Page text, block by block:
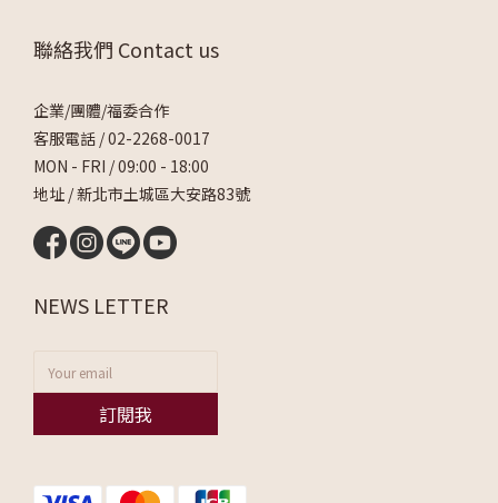
聯絡我們 Contact us
企業/團體/福委合作
客服電話 /02-2268-0017
MON - FRI / 09:00 - 18:00
地址 / 新北市土城區大安路83號
NEWS LETTER
訂閱我